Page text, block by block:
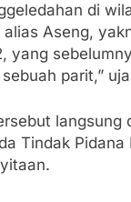
Wujud
Sentosa 2 ke
Agustus 5, 2026
SMA Negeri
Agustus 4, 2026
Ketua
di
alias Aseng,
yang
parit,”
Tindak